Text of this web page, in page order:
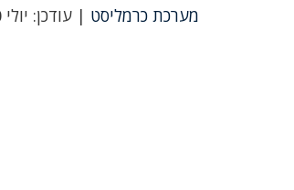
מערכת כרמליסט | עודכן: יולי 30, 2023